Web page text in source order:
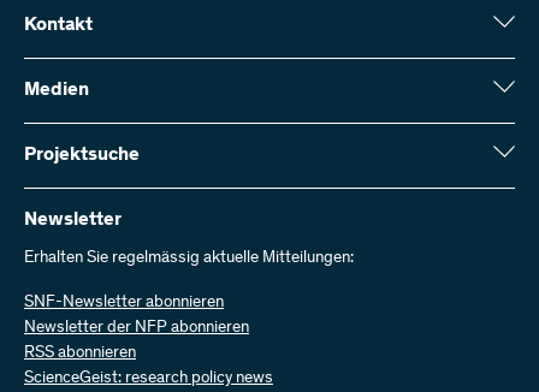
Kontakt
Schweizerischer Nationalfonds (SNF)
Wildhainweg 3
Kontakt aufnehmen
Rechnung senden
Bei uns arbeiten
Offene Stellen
Medien
Medienauskünfte
Jahresbericht
Projektsuche
Hier finden Sie umfangreiche Informationen zu den vom SNF
bewilligten Forschungsprojekten und Förderbeiträgen:
Projektsuche
Newsletter
Erhalten Sie regelmässig aktuelle Mitteilungen:
SNF-Newsletter abonnieren
Newsletter der NFP abonnieren
RSS abonnieren
ScienceGeist: research policy news